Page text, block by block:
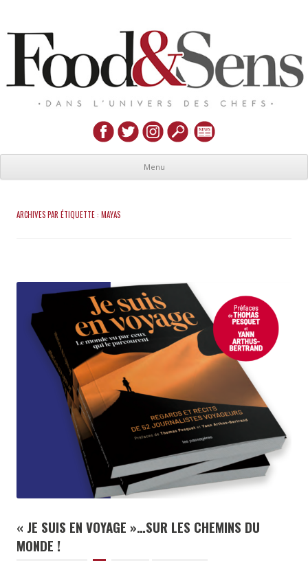
Menu
ARCHIVES PAR ÉTIQUETTE : MAYAS
« JE SUIS EN VOYAGE »…SUR LES CHEMINS DU
MONDE !